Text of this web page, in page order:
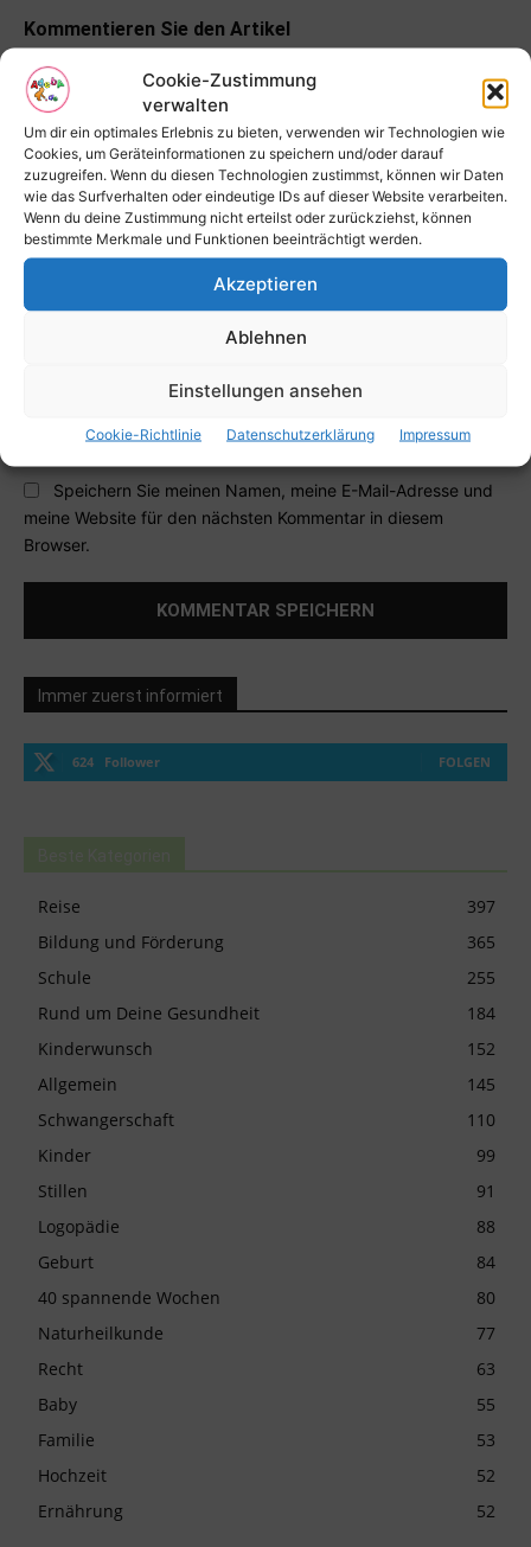
Cookie-Zustimmung
verwalten
Um dir ein optimales Erlebnis zu bieten, verwenden wir Technologien wie
Cookies, um Geräteinformationen zu speichern und/oder darauf
zuzugreifen. Wenn du diesen Technologien zustimmst, können wir Daten
wie das Surfverhalten oder eindeutige IDs auf dieser Website verarbeiten.
Wenn du deine Zustimmung nicht erteilst oder zurückziehst, können
bestimmte Merkmale und Funktionen beeinträchtigt werden.
Akzeptieren
Ablehnen
Einstellungen ansehen
Cookie-Richtlinie Datenschutzerklärung Impressum
Kommentieren Sie den Artikel
Kommentar:
Speichern Sie meinen Namen, meine E-Mail-Adresse und
meine Website für den nächsten Kommentar in diesem
Browser.
Immer zuerst informiert
624 Follower FOLGEN
Reise
397
Bildung und Förderung
365
Schule
255
Rund um Deine Gesundheit
184
Kinderwunsch
152
Allgemein
145
Schwangerschaft
110
Kinder
99
Stillen
91
Logopädie
88
Geburt
84
40 spannende Wochen
80
Naturheilkunde
77
Recht
63
Baby
55
Familie
53
Hochzeit
52
Ernährung
52